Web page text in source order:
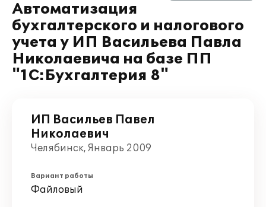
Автоматизация
бухгалтерского и налогового
учета у ИП Васильева Павла
Николаевича на базе ПП
"1С:Бухгалтерия 8"
ИП Васильев Павел
Николаевич
Челябинск, Январь 2009
Вариант работы
Файловый